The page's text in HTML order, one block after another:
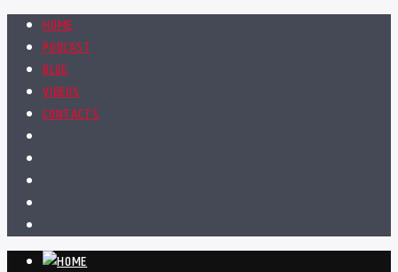
HOME
PODCAST
BLOG
VIDEOS
CONTACTS